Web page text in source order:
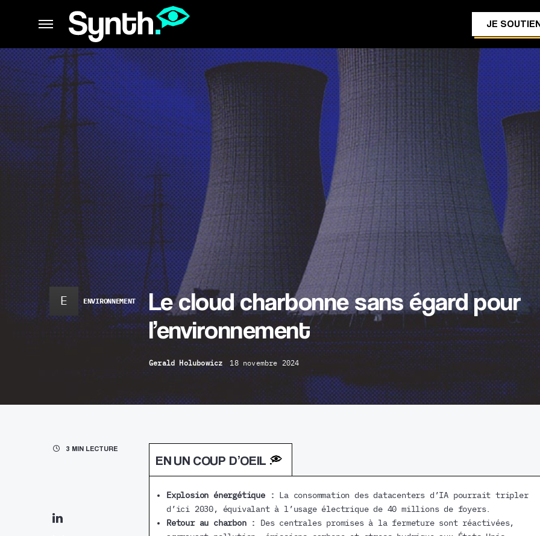
JE
E ENVIRONNEMENT
Le cloud charbonne sans égard pour
l’environnement
Gerald Holubowicz 18 novembre 2024
3 MIN LECTURE
EN UN COUP D’OEIL
Explosion énergétique : La consommation des datacenters d’IA pourrait tripler
d’ici 2030, équivalant à l’usage électrique de 40 millions de foyers.
Retour au charbon :
Des centrales promises à la fermeture sont réactivées,